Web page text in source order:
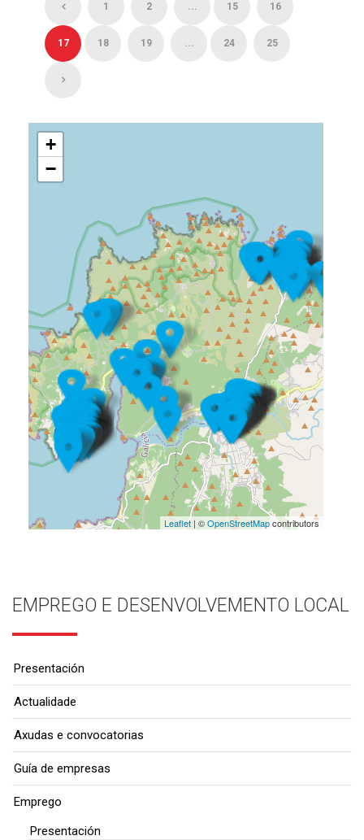
1 2 ... 15 16
17 18 19 ... 24 25
+
−
Leaflet| ©OpenStreetMapcontributors
EMPREGO E DESENVOLVEMENTO LOCAL
Presentación
Actualidade
Axudas e convocatorias
Guía de empresas
Emprego
Presentación